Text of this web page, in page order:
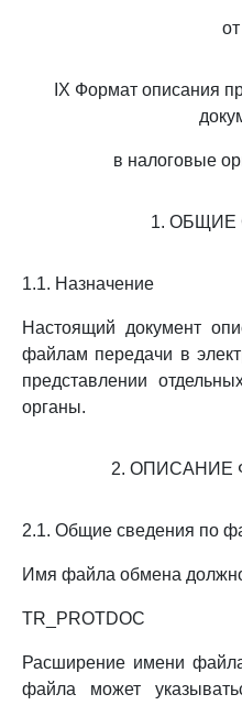
IX Формат описания
в налоговые
1. ОБЩИЕ
1.1. Назначение
Настоящий документ
файлам передачи в
представлении
органы.
2. ОПИСАНИЕ
2.1. Общие сведения по
Имя файла обмена
TR_PROTDOC
Расширение имени
файла может